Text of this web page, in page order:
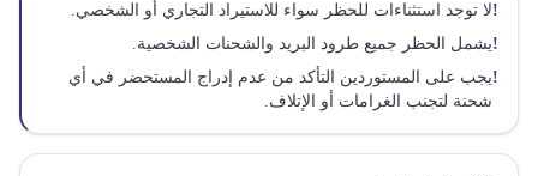
!لا توجد استثناءات للحظر سواء للاستيراد التجاري أو الشخصي.
!يشمل الحظر جميع طرود البريد والشحنات الشخصية.
!يجب على المستوردين التأكد من عدم إدراج المستحضر في أي
شحنة لتجنب الغرامات أو الإتلاف.